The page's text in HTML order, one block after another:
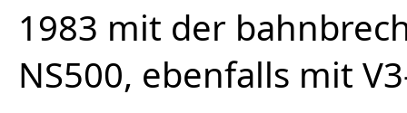
1983 mit der
NS500, ebenfalls mit